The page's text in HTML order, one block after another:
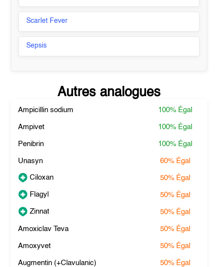
Scarlet Fever
Sepsis
Autres analogues
Ampicillin sodium 100% Égal
Ampivet 100% Égal
Penibrin 100% Égal
Unasyn 60% Égal
Ciloxan 50% Égal
Flagyl 50% Égal
Zinnat 50% Égal
Amoxiclav Teva 50% Égal
Amoxyvet 50% Égal
Augmentin (+Clavulanic) 50% Égal